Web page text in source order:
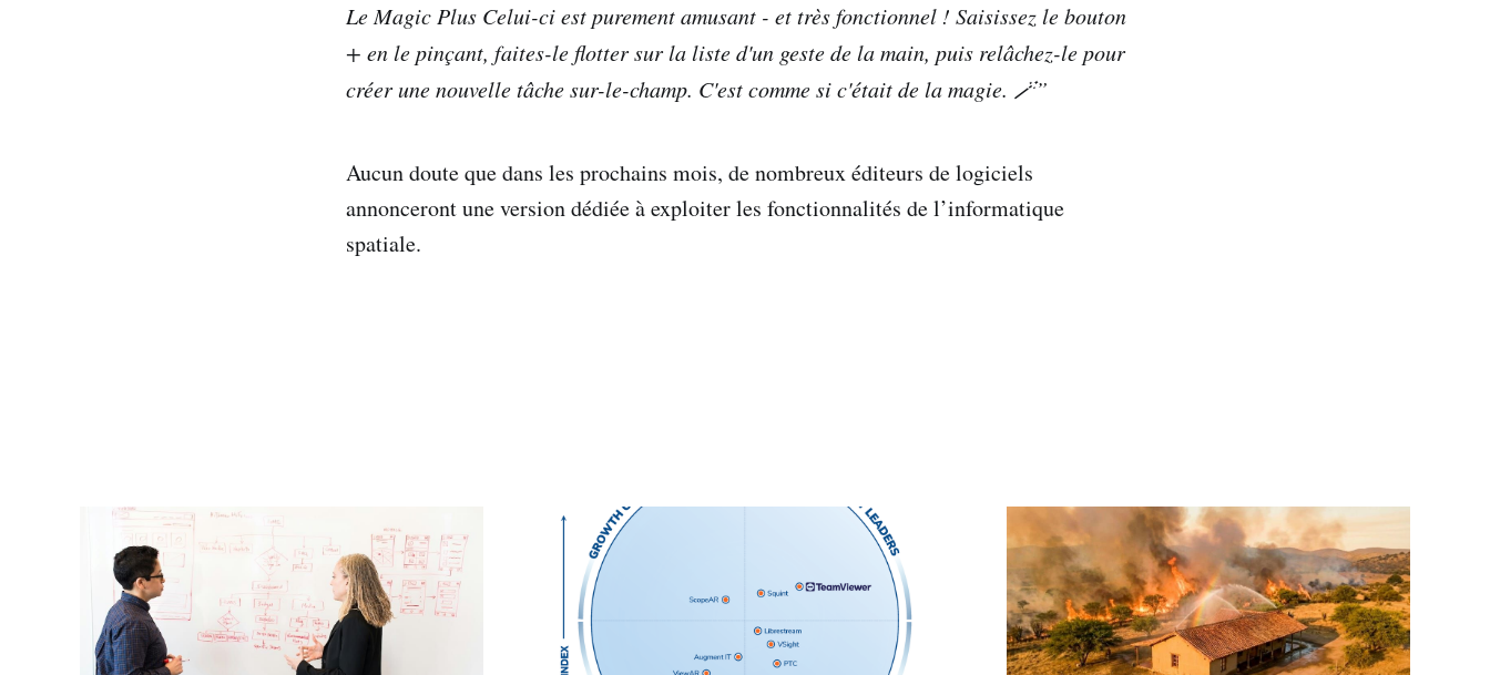
Le Magic Plus Celui-ci est purement amusant - et très fonctionnel ! Saisissez le bouton
+ en le pinçant, faites-le flotter sur la liste d'un geste de la main, puis relâchez-le pour
créer une nouvelle tâche sur-le-champ. C'est comme si c'était de la magie. 🪄”
Aucun doute que dans les prochains mois, de nombreux éditeurs de logiciels
annonceront une version dédiée à exploiter les fonctionnalités de l’informatique
spatiale.